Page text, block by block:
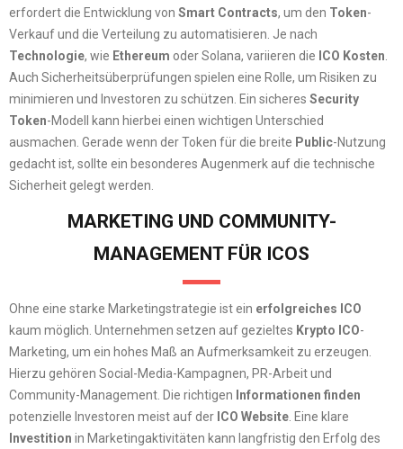
erfordert die Entwicklung von Smart Contracts, um den Token-
Verkauf und die Verteilung zu automatisieren. Je nach
Technologie, wie Ethereum oder Solana, variieren die ICO Kosten
Auch Sicherheitsüberprüfungen spielen eine Rolle, um Risiken zu
minimieren und Investoren zu schützen. Ein sicheres Security
Token-Modell kann hierbei einen wichtigen Unterschied
ausmachen. Gerade wenn der Token für die breite Public-Nutzung
gedacht ist, sollte ein besonderes Augenmerk auf die technische
Sicherheit gelegt werden.
MARKETING UND COMMUNITY-
MANAGEMENT FÜR ICOS
Ohne eine starke Marketingstrategie ist ein erfolgreiches ICO
kaum möglich. Unternehmen setzen auf gezieltes Krypto ICO-
Marketing, um ein hohes Maß an Aufmerksamkeit zu erzeugen.
Hierzu gehören Social-Media-Kampagnen, PR-Arbeit und
Community-Management. Die richtigen Informationen finden
potenzielle Investoren meist auf der ICO Website . Eine klare
Investition in Marketingaktivitäten kann langfristig den Erfolg des